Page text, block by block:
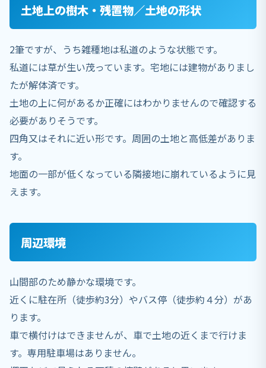
土地上の樹木・残置物／土地の形状
2筆ですが、うち雑種地は私道のような状態です。
私道には草が生い茂っています。宅地には建物がありまし
たが解体済です。
土地の上に何があるか正確にはわかりませんので確認する
必要がありそうです。
四角又はそれに近い形です。周囲の土地と高低差がありま
す。
地面の一部が低くなっている隣接地に崩れているように見
えます。
周辺環境
山間部のため静かな環境です。
近くに駐在所（徒歩約3分）やバス停（徒歩約４分）があ
ります。
車で横付けはできませんが、車で土地の近くまで行けま
す。専用駐車場はありません。